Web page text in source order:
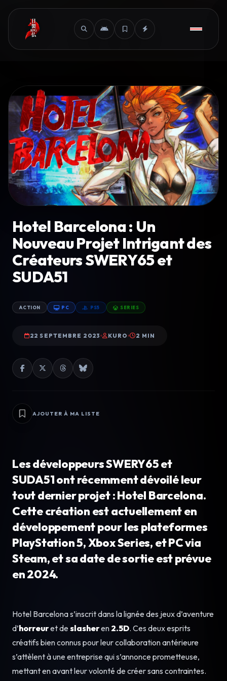
Hotel Barcelona : Un
Nouveau Projet Intrigant des
Créateurs SWERY65 et
SUDA51
ACTION PC PS5 SERIES
22 SEPTEMBRE 2023 KURO 2 MIN
AJOUTER À MA LISTE
Les développeurs SWERY65 et
SUDA51 ont récemment dévoilé leur
tout dernier projet : Hotel Barcelona.
Cette création est actuellement en
développement pour les plateformes
PlayStation 5, Xbox Series, et PC via
Steam, et sa date de sortie est prévue
en 2024.
Hotel Barcelona s’inscrit dans la lignée des jeux d’aventure
d’horreuret de slasheren 2.5D. Ces deux esprits
créatifs bien connus pour leur collaboration antérieure
s’attèlent à une entreprise qui s’annonce prometteuse,
mettant en avant leur volonté de créer sans contraintes.